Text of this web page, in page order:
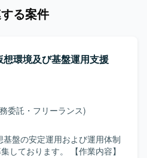
る案件
想環境及び基盤運用支援
委託・フリーランス)
基盤の安定運用および運用体制
ます。 【作業内容】